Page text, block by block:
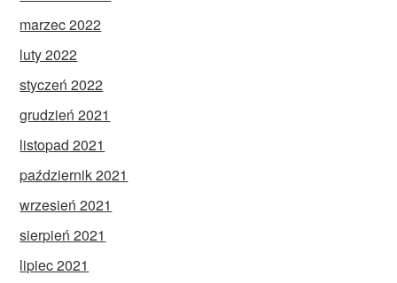
marzec 2022
luty 2022
styczeń 2022
grudzień 2021
listopad 2021
październik 2021
wrzesień 2021
sierpień 2021
lipiec 2021